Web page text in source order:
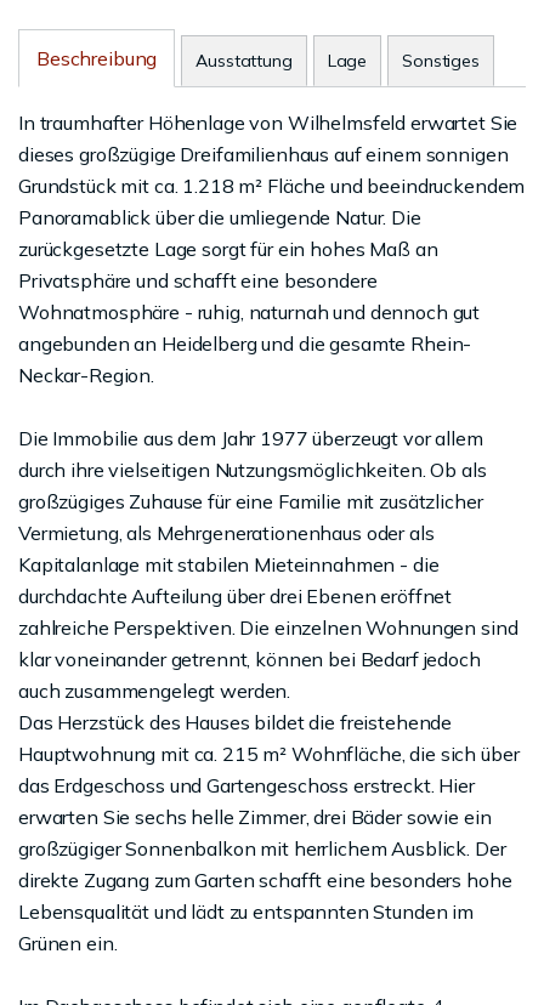
Beschreibung Ausstattung Lage Sonstiges
In traumhafter Höhenlage von Wilhelmsfeld erwartet Sie
dieses großzügige Dreifamilienhaus auf einem sonnigen
Grundstück mit ca. 1.218 m² Fläche und beeindruckendem
Panoramablick über die umliegende Natur. Die
zurückgesetzte Lage sorgt für ein hohes Maß an
Privatsphäre und schafft eine besondere
Wohnatmosphäre - ruhig, naturnah und dennoch gut
angebunden an Heidelberg und die gesamte Rhein-
Neckar-Region.
Die Immobilie aus dem Jahr 1977 überzeugt vor allem
durch ihre vielseitigen Nutzungsmöglichkeiten. Ob als
großzügiges Zuhause für eine Familie mit zusätzlicher
Vermietung, als Mehrgenerationenhaus oder als
Kapitalanlage mit stabilen Mieteinnahmen - die
durchdachte Aufteilung über drei Ebenen eröffnet
zahlreiche Perspektiven. Die einzelnen Wohnungen sind
klar voneinander getrennt, können bei Bedarf jedoch
auch zusammengelegt werden.
Das Herzstück des Hauses bildet die freistehende
Hauptwohnung mit ca. 215 m² Wohnfläche, die sich über
das Erdgeschoss und Gartengeschoss erstreckt. Hier
erwarten Sie sechs helle Zimmer, drei Bäder sowie ein
großzügiger Sonnenbalkon mit herrlichem Ausblick. Der
direkte Zugang zum Garten schafft eine besonders hohe
Lebensqualität und lädt zu entspannten Stunden im
Grünen ein.